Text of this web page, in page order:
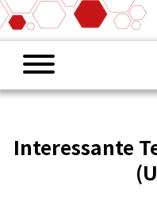
Interessante